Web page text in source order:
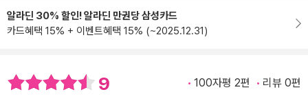
알라딘 30% 할인! 알라딘 만권당 삼성카드
카드혜택 15% + 이벤트혜택 15% (~2025.12.31)
9 100자평 2편 리뷰 0편